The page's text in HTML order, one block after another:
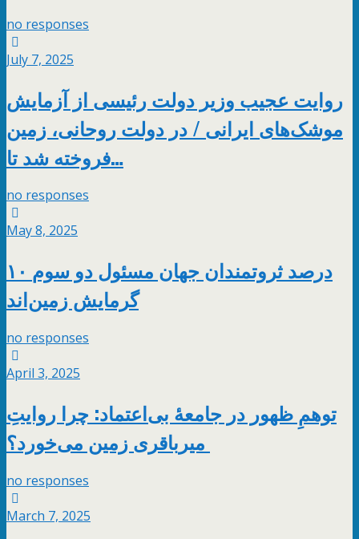
no responses
July 7, 2025
روایت عجیب وزیر دولت رئیسی از آزمایش
موشک‌های ایرانی / در دولت روحانی، زمین
فروخته شد تا…
no responses
May 8, 2025
۱۰ درصد ثروتمندان جهان مسئول دو سوم
گرمایش زمین‌اند
no responses
April 3, 2025
توهمِ ظهور در جامعهٔ بی‌اعتماد: چرا روایتِ
no responses
March 7, 2025